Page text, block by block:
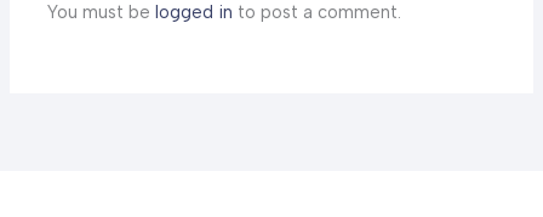
You must be logged in to post a comment.